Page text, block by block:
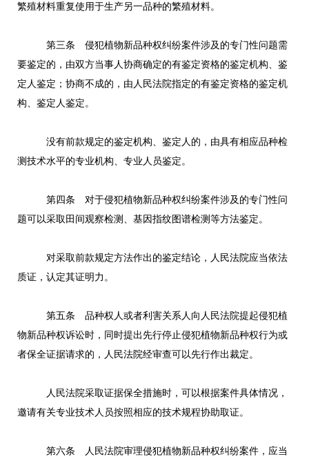
繁殖材料重复使用于生产另一品种的繁殖材料。
第三条 侵犯植物新品种权纠纷案件涉及的专门性问题需
要鉴定的，由双方当事人协商确定的有鉴定资格的鉴定机构、鉴
定人鉴定；协商不成的，由人民法院指定的有鉴定资格的鉴定机
构、鉴定人鉴定。
没有前款规定的鉴定机构、鉴定人的，由具有相应品种检
测技术水平的专业机构、专业人员鉴定。
第四条 对于侵犯植物新品种权纠纷案件涉及的专门性问
题可以采取田间观察检测、基因指纹图谱检测等方法鉴定。
对采取前款规定方法作出的鉴定结论，人民法院应当依法
质证，认定其证明力。
第五条 品种权人或者利害关系人向人民法院提起侵犯植
物新品种权诉讼时，同时提出先行停止侵犯植物新品种权行为或
者保全证据请求的，人民法院经审查可以先行作出裁定。
人民法院采取证据保全措施时，可以根据案件具体情况，
邀请有关专业技术人员按照相应的技术规程协助取证。
第六条 人民法院审理侵犯植物新品种权纠纷案件，应当